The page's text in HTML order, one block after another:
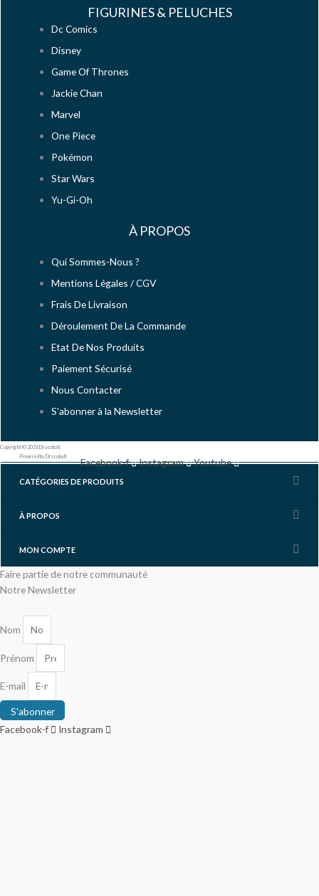
FIGURINES & PELUCHES
Dc Comics
Disney
Game Of Thrones
Jackie Chan
Marvel
One Piece
Pokémon
Star Wars
Yu-Gi-Oh
À PROPOS
Qui Sommes-Nous ?
Mentions Légales / CGV
Frais De Livraison
Déroulement De La Commande
Etat De Nos Produits
Paiement Sécurisé
Nous Contacter
S'abonner à la Newsletter
Copyright © 2026 Dracobalt
Powered by Dracobalt
Facebook-f Instagram Youtube
CATÉGORIES DE PRODUITS
À PROPOS
MON COMPTE
Faire partie de notre communauté
Notre Newsletter
Nom
Prénom
E-mail
S'abonner
Facebook-f
Instagram